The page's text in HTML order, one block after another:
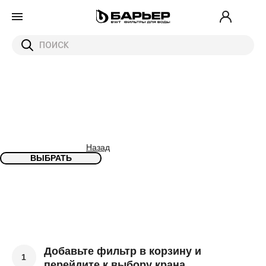
Назад
ВЫБРАТЬ
1
Добавьте фильтр в корзину и